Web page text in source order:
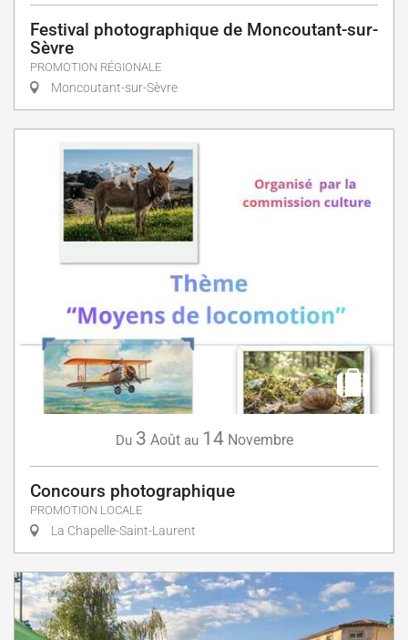
Festival photographique de Moncoutant-sur-
Sèvre
PROMOTION RÉGIONALE
Moncoutant-sur-Sèvre
Du 3 Août au 14 Novembre
Concours photographique
PROMOTION LOCALE
La Chapelle-Saint-Laurent